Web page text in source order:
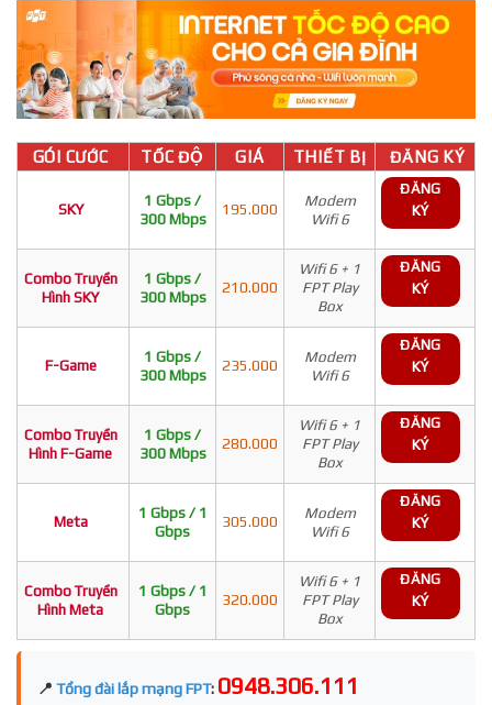
GÓI CƯỚC TỐC ĐỘ GIÁ THIẾT BỊ ĐĂNG KÝ
SKY
1 Gbps /
300 Mbps
195.000
Modem
Wifi 6
ĐĂNG
KÝ
Combo Truyền
Hình SKY
1 Gbps /
300 Mbps
210.000
Wifi 6 + 1
FPT Play
Box
ĐĂNG
KÝ
F-Game
1 Gbps /
300 Mbps
235.000
Modem
Wifi 6
ĐĂNG
KÝ
Combo Truyền
Hình F-Game
1 Gbps /
300 Mbps
280.000
Wifi 6 + 1
FPT Play
Box
ĐĂNG
KÝ
Meta
1 Gbps / 1
Gbps
305.000
Modem
Wifi 6
ĐĂNG
KÝ
Combo Truyền
Hình Meta
1 Gbps / 1
Gbps
320.000
Wifi 6 + 1
FPT Play
Box
ĐĂNG
KÝ
📍 Tổng đài lắp mạng FPT: 0948.306.111